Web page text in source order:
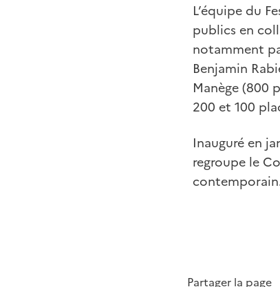
L’équipe du
publics en
notamment
Benjamin
Manège (800
200 et 100
Inauguré en
regroupe le
Partager la page